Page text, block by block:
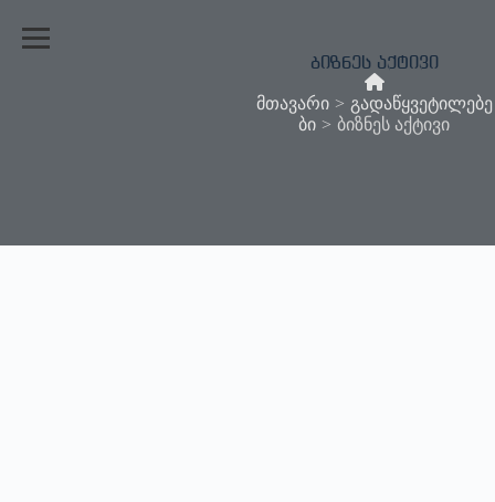
ბიზნეს აქტივი
მთავარი > გადაწყვეტილებე
ბი > ბიზნეს აქტივი